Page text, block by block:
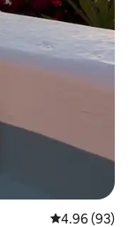
レビュー93
4.96 (93)